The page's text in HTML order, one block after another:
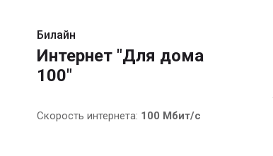
Билайн
Интернет "Для дома
100"
Скорость интернета: 100 Мбит/с